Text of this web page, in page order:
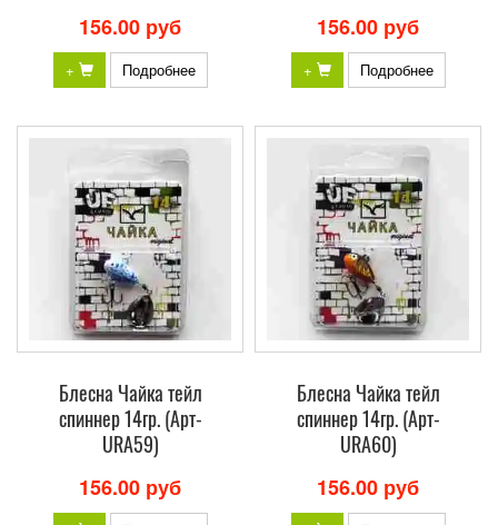
156.00 руб
+ Подробнее
156.00 руб
+ Подробнее
Блесна Чайка тейл
спиннер 14гр. (Арт-
URA59)
156.00 руб
Блесна Чайка тейл
спиннер 14гр. (Арт-
URA60)
156.00 руб